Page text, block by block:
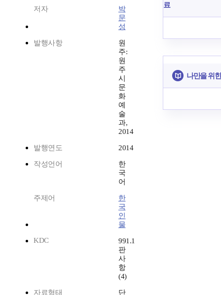
저자
박
문
성
발행사항
원
주:
원
주
시
문
화
예
술
과,
2014
발행연도 2014
작성언어
한
국
어
주제어
한
국
인
물
KDC
991.1
판
사
항
(4)
자료형태
단
료
나만을 위